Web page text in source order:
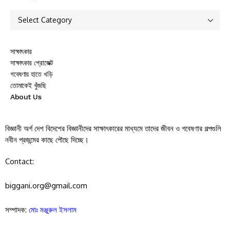
সাক্ষাৎকার
সাক্ষাৎকার প্রোজেক্ট
গবেষণায় হাতে খড়ি
তোমাকেই খুঁজছি
About Us
বিজ্ঞানী অর্গ দেশ বিদেশের বিজ্ঞানীদের সাক্ষাৎকারের মাধ্যমে তাদের জীবন ও গবেষণার গল্পগুলি
নবীন প্রজন্মের কাছে পৌছে দিচ্ছে।
Contact:
biggani.org@gmail.com
সম্পাদক: মোঃ মঞ্জুরুল ইসলাম